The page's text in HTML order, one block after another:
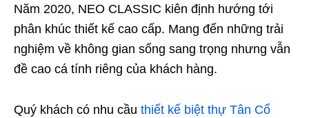
Năm 2020, NEO CLASSIC kiên định hướng tới
phân khúc thiết kế cao cấp. Mang đến những trải
nghiệm về không gian sống sang trọng nhưng vẫn
đề cao cá tính riêng của khách hàng.
Quý khách có nhu cầu thiết kế biệt thự Tân Cổ